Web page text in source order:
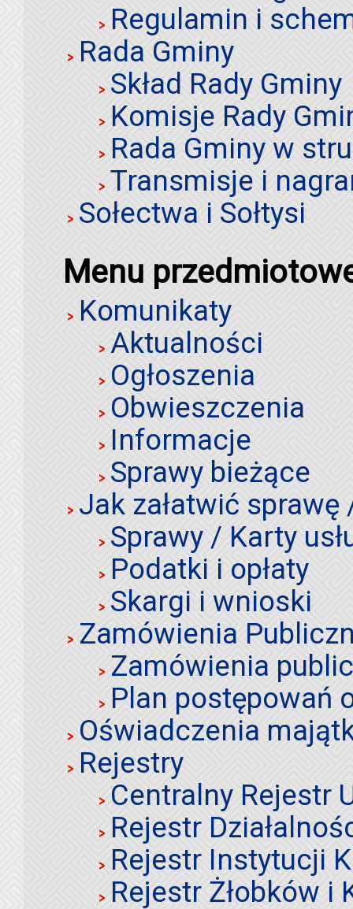
Regulamin i
Rada Gminy
Skład Rady Gminy
Komisje Rady
Rada Gminy w
Transmisje i
Sołectwa i Sołtysi
Menu
Komunikaty
Aktualności
Ogłoszenia
Obwieszczenia
Informacje
Sprawy bieżące
Jak załatwić sprawę
Sprawy / Karty
Podatki i opłaty
Skargi i wnioski
Zamówienia
Zamówienia
Plan postępowań
Oświadczenia
Rejestry
Centralny Rejestr
Rejestr
Rejestr Instytucji
Rejestr Żłobków i